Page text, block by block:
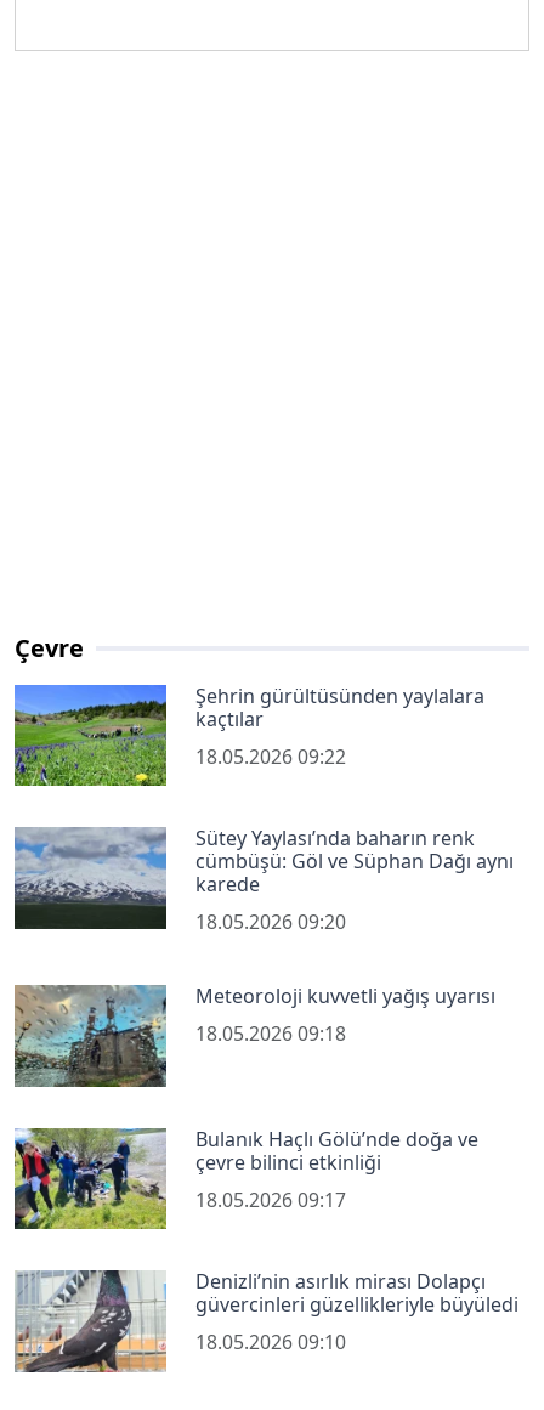
Çevre
Şehrin gürültüsünden yaylalara
kaçtılar
18.05.2026 09:22
Sütey Yaylası’nda baharın renk
cümbüşü: Göl ve Süphan Dağı aynı
karede
18.05.2026 09:20
Meteoroloji kuvvetli yağış uyarısı
18.05.2026 09:18
Bulanık Haçlı Gölü’nde doğa ve
çevre bilinci etkinliği
18.05.2026 09:17
Denizli’nin asırlık mirası Dolapçı
güvercinleri güzellikleriyle büyüledi
18.05.2026 09:10